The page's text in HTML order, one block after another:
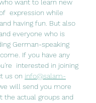
want to learn new
expression while
having fun. But also
everyone who is
German-speaking
If you have any
interested in joining
us on info@salam-
we will send you more
the actual groups and